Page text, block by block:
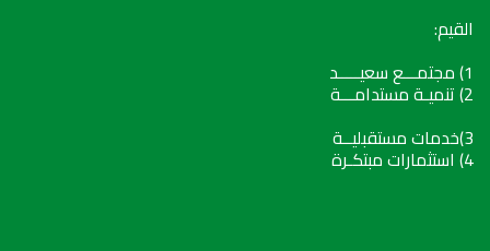
القيم:
1) مجتمـــع سعيـــــد
2) تنميـة مستدامـــة
3)خدمات مستقبليــة
4) استثمارات مبتكـرة